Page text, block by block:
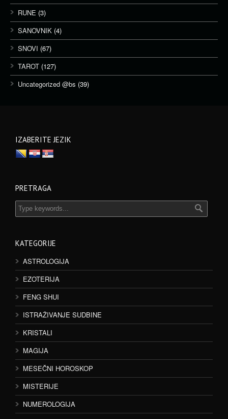
RUNE (3)
SANOVNIK (4)
SNOVI (67)
TAROT (127)
Uncategorized @bs (39)
IZABERITE JEZIK
PRETRAGA
KATEGORIJE
ASTROLOGIJA
EZOTERIJA
FENG SHUI
ISTRAŽIVANJE SUDBINE
KRISTALI
MAGIJA
MESEČNI HOROSKOP
MISTERIJE
NUMEROLOGIJA